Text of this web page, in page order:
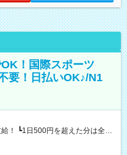
！国際スポーツ
要！日払いOK♪/N1
負担となります ★日払い
日に現金GET♪ お仕事後はコン